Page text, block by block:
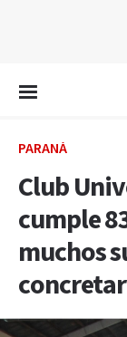
PARANÁ
Club
cumple
muchos